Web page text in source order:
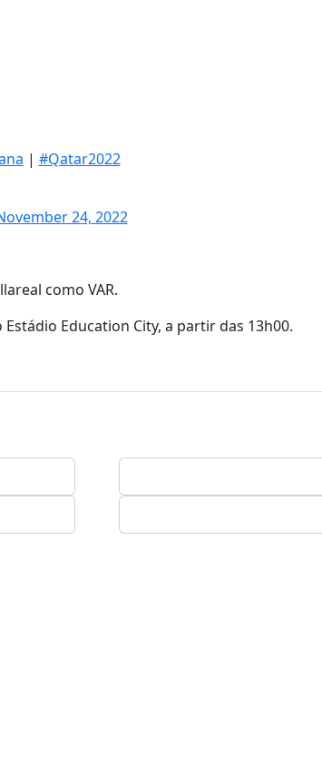
| #Qatar2022
24, 2022
como VAR.
Education City, a partir das 13h00.